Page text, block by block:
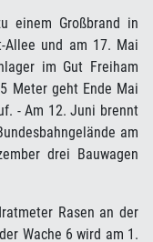
einem Großbrand in
Allee und am 17. Mai
im Gut Freiham
Meter geht Ende Mai
- Am 12. Juni brennt
am
drei Bauwagen
Rasen an der
Wache 6 wird am 1.